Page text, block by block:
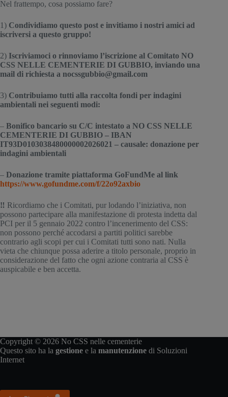
Nel frattempo, cosa possiamo fare?
1) Condividiamo questo post e invitiamo i nostri amici ad
iscriversi a questo gruppo!
2) Iscriviamoci o rinnoviamo l’iscrizione al Comitato NO
CSS NELLE CEMENTERIE DI GUBBIO, inviando una
mail di richiesta a nocssgubbio@gmail.com
3) Contribuiamo tutti alla raccolta fondi per indagini
ambientali nei seguenti modi:
– Bonifico bancario su C/C intestato a NO CSS NELLE
CEMENTERIE DI GUBBIO – IBAN
IT93D0103038480000002026021 – causale: donazione per
indagini ambientali
–
https://www.gofundme.com/f/22o92axbio
‼️ Ricordiamo che i Comitati, pur lodando l’iniziativa, non
possono partecipare alla manifestazione di protesta indetta dal
PCI per il 5 gennaio 2022 contro l’incenerimento del CSS:
non possono perché accodarsi a partiti politici sarebbe
contrario agli scopi per cui i Comitati tutti sono nati. Nulla
vieta che chiunque possa aderire a titolo personale, proprio in
considerazione del fatto che ogni azione contraria al CSS è
auspicabile e ben accetta.
Copyright © 2026 No CSS nelle cementerie
Questo sito ha la gestione e la manutenzione di Soluzioni
Internet